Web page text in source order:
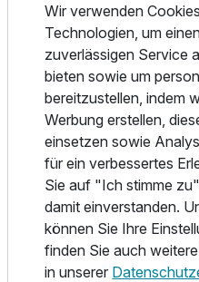
Familienzimmer
2 Erwachsene und 2 Kinder
großen Wellnessbereich.
Schwimmen Sie im 28 bis
Hallenschwimmband, und
Sonnenterrasse und in dem
Entspannen Sie sich in
Dampfbad, finn. Sauna,
Solarium, Erlebnisduschen
Wärmebank oder genießen
FITNESS
Unser 150 m² großes
als auch ein Billard- und
kostenlos zur Verfügung.
Wir verwenden
Technologien, um
zuverlässigen Service
bieten sowie um
bereitzustellen, indem
Werbung erstellen,
einsetzen sowie
für ein verbessertes
Sie auf "Ich stimme
damit einverstanden.
können Sie Ihre
finden Sie auch
in unserer